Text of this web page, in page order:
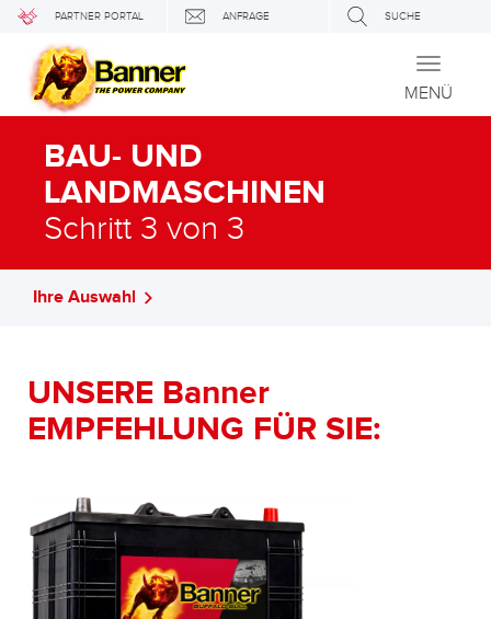
PARTNER PORTAL ANFRAGE SUCHE
Toggle
MENÜ
BAU- UND
LANDMASCHINEN
Schritt 3 von 3
Ihre Auswahl
UNSERE Banner
EMPFEHLUNG FÜR SIE: